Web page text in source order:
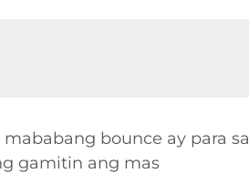
bounce ay para sa
gamitin ang mas